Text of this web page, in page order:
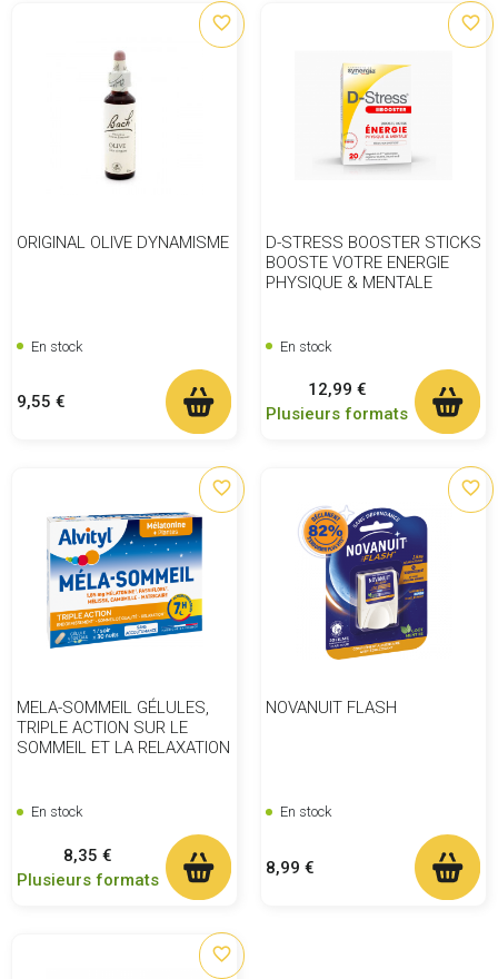
ORIGINAL OLIVE DYNAMISME
favorite_border
En stock
Prix
9,55 €
D-STRESS BOOSTER STICKS
BOOSTE VOTRE ENERGIE
PHYSIQUE & MENTALE
favorite_border
En stock
Prix
12,99 €
Plusieurs formats
MELA-SOMMEIL GÉLULES,
TRIPLE ACTION SUR LE
SOMMEIL ET LA RELAXATION
favorite_border
En stock
Prix
8,35 €
Plusieurs formats
NOVANUIT FLASH
favorite_border
En stock
Prix
8,99 €
favorite_border